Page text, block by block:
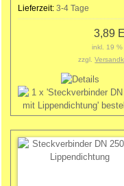
Lieferzeit: 3-4 Tage
3,89
inkl. 19 %
zzgl.